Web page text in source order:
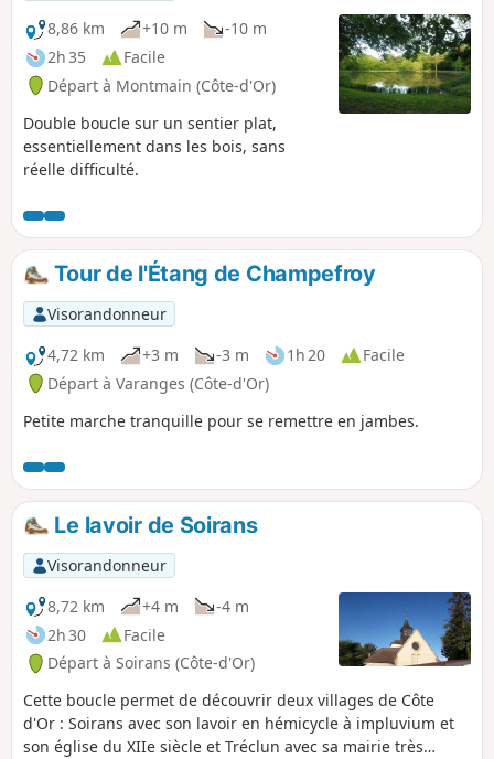
8,86 km
+10 m
-10 m
2h 35
Facile
Départ à Montmain (Côte-d'Or)
Double boucle sur un sentier plat,
essentiellement dans les bois, sans
réelle difficulté.
Tour de l'Étang de Champefroy
Visorandonneur
4,72 km
+3 m -3 m 1h 20
Facile
Départ à Varanges (Côte-d'Or)
Petite marche tranquille pour se remettre en jambes.
Le lavoir de Soirans
Visorandonneur
8,72 km
+4 m
-4 m
2h 30
Facile
Départ à Soirans (Côte-d'Or)
Cette boucle permet de découvrir deux villages de Côte
d'Or : Soirans avec son lavoir en hémicycle à impluvium et
son église du XIIe siècle et Tréclun avec sa mairie très